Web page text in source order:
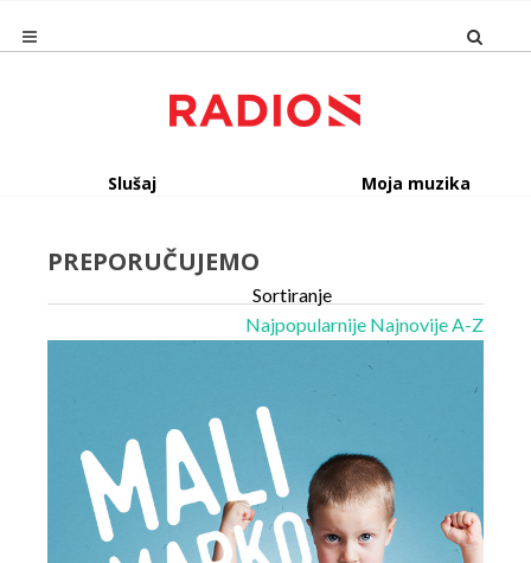
Slušaj Moja muzika
PREPORUČUJEMO
Sortiranje
Najpopularnije NajnovijeA-Z